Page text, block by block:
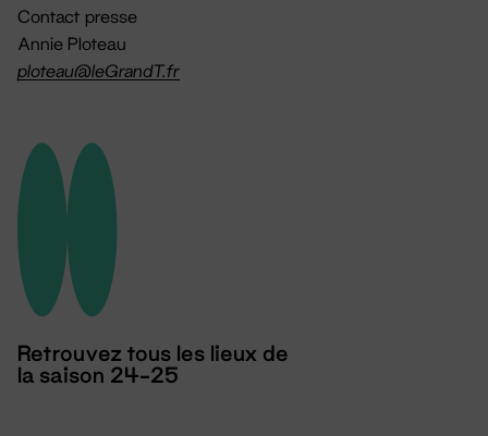
Contact presse
Annie Ploteau
ploteau@leGrandT.fr
Retrouvez tous les lieux de
la saison 24-25